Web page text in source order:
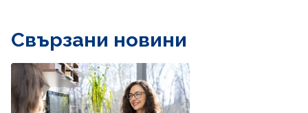
Свързани новини